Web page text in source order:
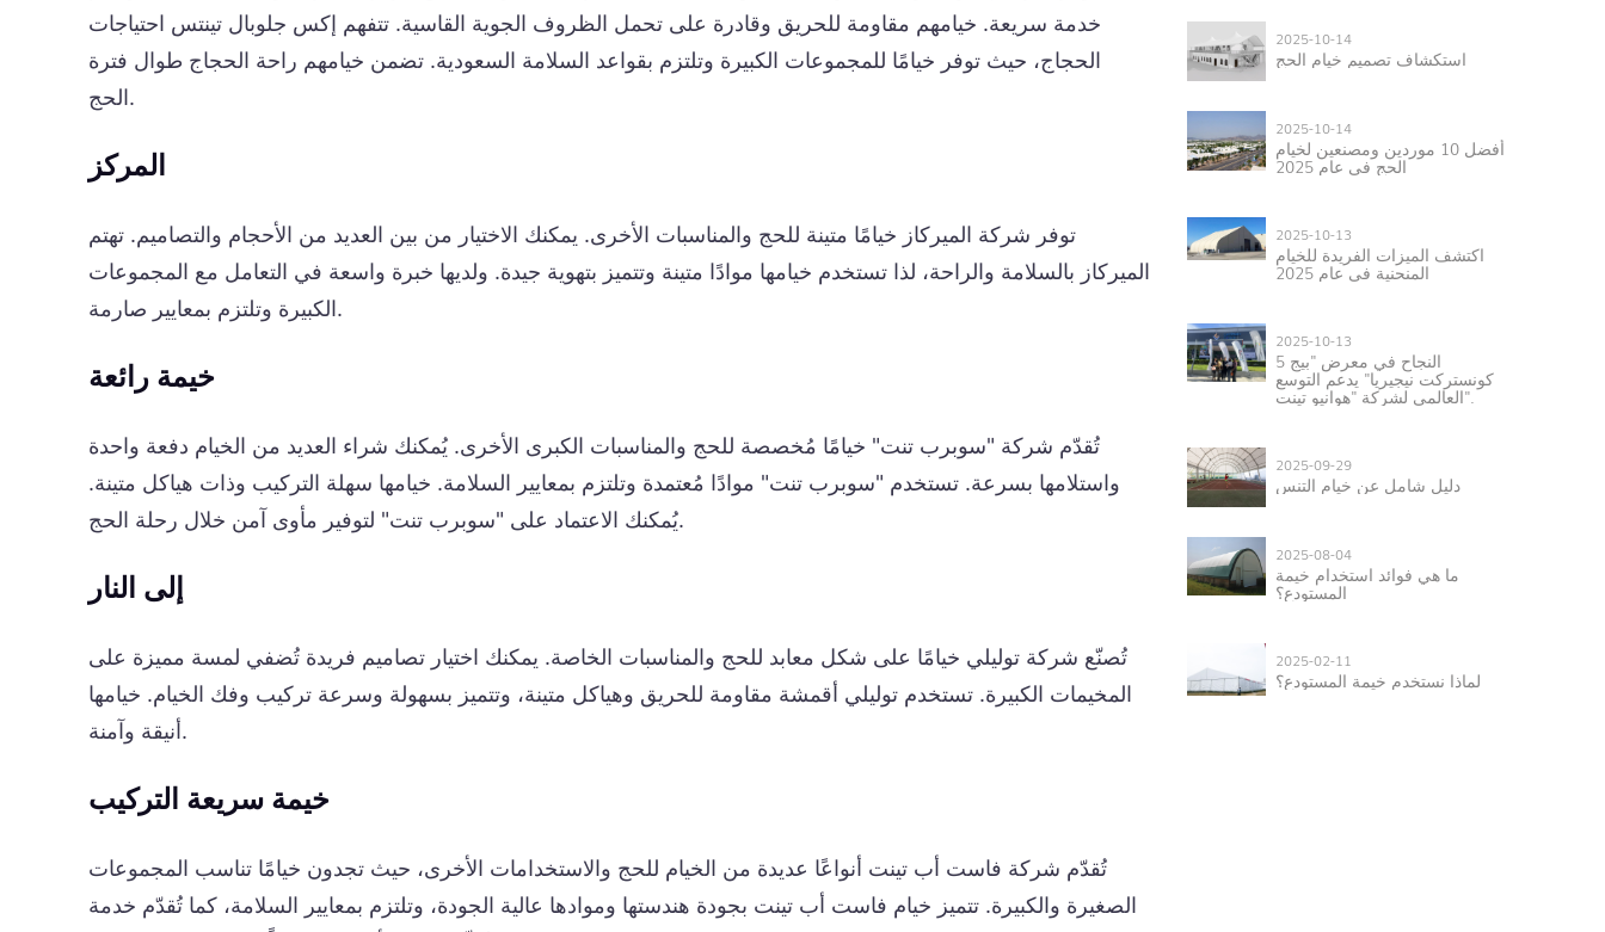
2025-10-14
استكشاف تصميم خيام الحج
2025-10-14
أفضل 10 موردين ومصنعين لخيام
الحج في عام 2025
2025-10-13
اكتشف الميزات الفريدة للخيام
المنحنية في عام 2025
2025-10-13
النجاح في معرض "بيج 5
كونستركت نيجيريا" يدعم التوسع
العالمي لشركة "هوانيو تينت".
2025-09-29
دليل شامل عن خيام التنس
2025-08-04
ما هي فوائد استخدام خيمة
المستودع؟
2025-02-11
لماذا نستخدم خيمة المستودع؟
خدمة سريعة. خيامهم مقاومة للحريق وقادرة على تحمل الظروف الجوية القاسية. تتفهم إكس جلوبال تينتس احتياجات
الحجاج، حيث توفر خيامًا للمجموعات الكبيرة وتلتزم بقواعد السلامة السعودية. تضمن خيامهم راحة الحجاج طوال فترة
الحج.
المركز
توفر شركة الميركاز خيامًا متينة للحج والمناسبات الأخرى. يمكنك الاختيار من بين العديد من الأحجام والتصاميم. تهتم
الميركاز بالسلامة والراحة، لذا تستخدم خيامها موادًا متينة وتتميز بتهوية جيدة. ولديها خبرة واسعة في التعامل مع المجموعات
الكبيرة وتلتزم بمعايير صارمة.
خيمة رائعة
تُقدّم شركة "سوبرب تنت" خيامًا مُخصصة للحج والمناسبات الكبرى الأخرى. يُمكنك شراء العديد من الخيام دفعة واحدة
واستلامها بسرعة. تستخدم "سوبرب تنت" موادًا مُعتمدة وتلتزم بمعايير السلامة. خيامها سهلة التركيب وذات هياكل متينة.
يُمكنك الاعتماد على "سوبرب تنت" لتوفير مأوى آمن خلال رحلة الحج.
إلى النار
تُصنّع شركة توليلي خيامًا على شكل معابد للحج والمناسبات الخاصة. يمكنك اختيار تصاميم فريدة تُضفي لمسة مميزة على
المخيمات الكبيرة. تستخدم توليلي أقمشة مقاومة للحريق وهياكل متينة، وتتميز بسهولة وسرعة تركيب وفك الخيام. خيامها
أنيقة وآمنة.
خيمة سريعة التركيب
تُقدّم شركة فاست أب تينت أنواعًا عديدة من الخيام للحج والاستخدامات الأخرى، حيث تجدون خيامًا تناسب المجموعات
الصغيرة والكبيرة. تتميز خيام فاست أب تينت بجودة هندستها وموادها عالية الجودة، وتلتزم بمعايير السلامة، كما تُقدّم خدمة